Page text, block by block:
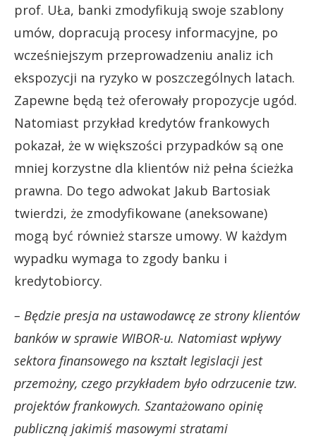
prof. UŁa, banki zmodyfikują swoje szablony
umów, dopracują procesy informacyjne, po
wcześniejszym przeprowadzeniu analiz ich
ekspozycji na ryzyko w poszczególnych latach.
Zapewne będą też oferowały propozycje ugód.
Natomiast przykład kredytów frankowych
pokazał, że w większości przypadków są one
mniej korzystne dla klientów niż pełna ścieżka
prawna. Do tego adwokat Jakub Bartosiak
twierdzi, że zmodyfikowane (aneksowane)
mogą być również starsze umowy. W każdym
wypadku wymaga to zgody banku i
kredytobiorcy.
– Będzie presja na ustawodawcę ze strony klientów
banków w sprawie WIBOR-u. Natomiast wpływy
sektora finansowego na kształt legislacji jest
przemożny, czego przykładem było odrzucenie tzw.
projektów frankowych. Szantażowano opinię
publiczną jakimiś masowymi stratami